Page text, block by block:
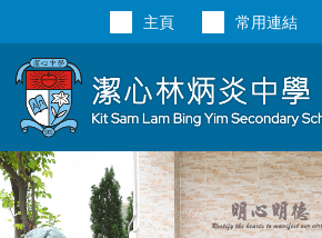
常用連結
主頁